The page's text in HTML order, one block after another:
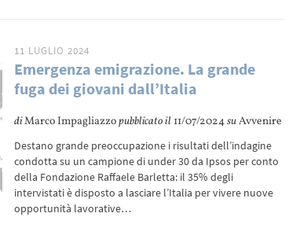
11 LUGLIO 2024
Emergenza emigrazione. La grande
fuga dei giovani dall’Italia
diMarco Impagliazzopubblicato il 11/07/2024suAvvenire
Destano grande preoccupazione i risultati dell’indagine
condotta su un campione di under 30 da Ipsos per conto
della Fondazione Raffaele Barletta: il 35% degli
intervistati è disposto a lasciare l’Italia per vivere nuove
opportunità lavorative…